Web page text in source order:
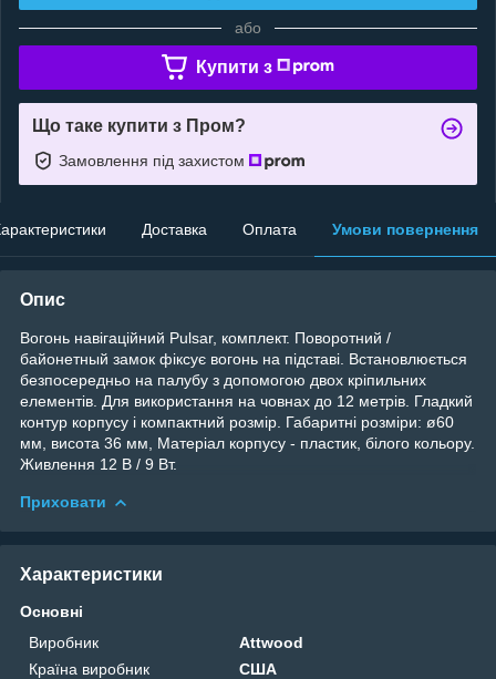
або
Купити з
Що таке купити з Пром?
Замовлення під захистом
Доставка Оплата Умови повернення
Опис
Вогонь навігаційний Pulsar, комплект. Поворотний /
байонетный замок фіксує вогонь на підставі. Встановлюється
безпосередньо на палубу з допомогою двох кріпильних
елементів. Для використання на човнах до 12 метрів. Гладкий
контур корпусу і компактний розмір. Габаритні розміри: ø60
мм, висота 36 мм, Матеріал корпусу - пластик, білого кольору.
Живлення 12 В / 9 Вт.
Приховати
Характеристики
Основні
Виробник
Attwood
Країна виробник
США